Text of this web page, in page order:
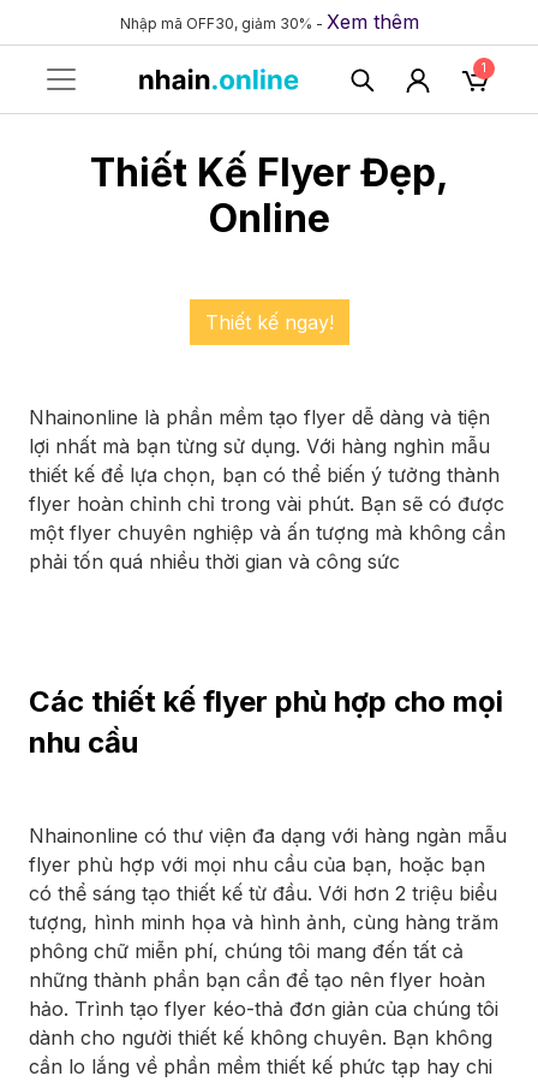
Nhập mã OFF30, giảm 30% - Xem thêm
1
Thiết Kế Flyer Đẹp,
Online
Thiết kế ngay!
Nhainonline là phần mềm tạo flyer dễ dàng và tiện
lợi nhất mà bạn từng sử dụng. Với hàng nghìn mẫu
thiết kế để lựa chọn, bạn có thể biến ý tưởng thành
flyer hoàn chỉnh chỉ trong vài phút. Bạn sẽ có được
một flyer chuyên nghiệp và ấn tượng mà không cần
phải tốn quá nhiều thời gian và công sức
Các thiết kế flyer phù hợp cho mọi
nhu cầu
Nhainonline có thư viện đa dạng với hàng ngàn mẫu
flyer phù hợp với mọi nhu cầu của bạn, hoặc bạn
có thể sáng tạo thiết kế từ đầu. Với hơn 2 triệu biểu
tượng, hình minh họa và hình ảnh, cùng hàng trăm
phông chữ miễn phí, chúng tôi mang đến tất cả
những thành phần bạn cần để tạo nên flyer hoàn
hảo. Trình tạo flyer kéo-thả đơn giản của chúng tôi
dành cho người thiết kế không chuyên. Bạn không
cần lo lắng về phần mềm thiết kế phức tạp hay chi